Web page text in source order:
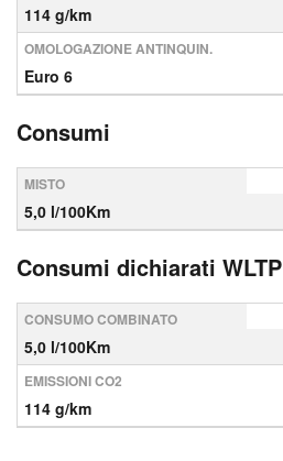
114 g/km
OMOLOGAZIONE ANTINQUIN.
Euro 6
Consumi
MISTO
5,0 l/100Km
Consumi dichiarati WLTP
CONSUMO COMBINATO
5,0 l/100Km
EMISSIONI CO2
114 g/km